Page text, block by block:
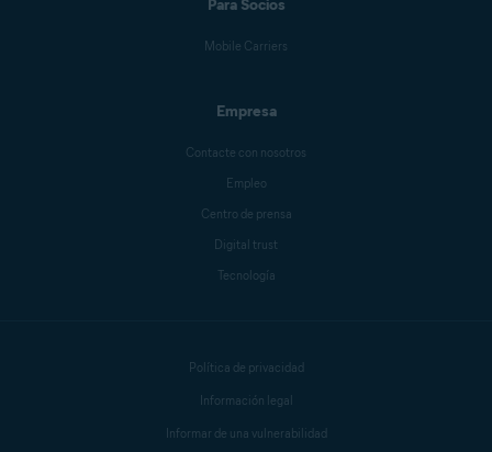
Para Socios
Mobile Carriers
Empresa
Contacte con nosotros
Empleo
Centro de prensa
Digital trust
Tecnología
Política de privacidad
Información legal
Informar de una vulnerabilidad